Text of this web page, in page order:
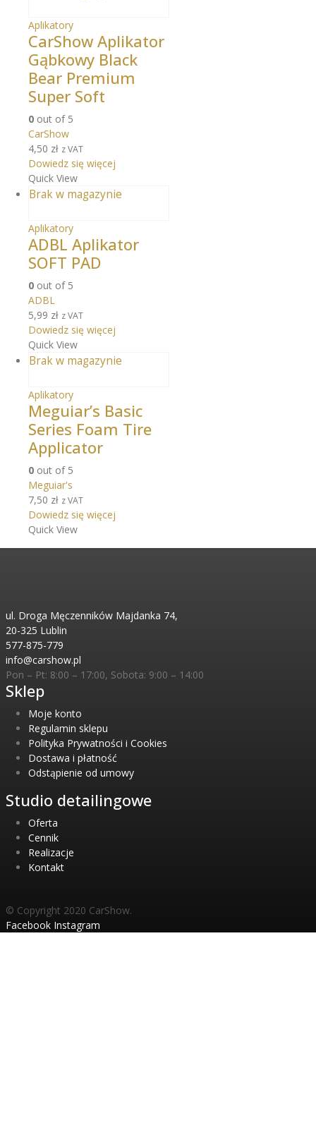
Aplikatory
CarShow Aplikator
Gąbkowy Black
Bear Premium
Super Soft
0 out of 5
CarShow
4,50 zł z VAT
Dowiedz się więcej
Quick View
Brak w magazynie
Aplikatory
ADBL Aplikator
SOFT PAD
0 out of 5
ADBL
5,99 zł z VAT
Dowiedz się więcej
Quick View
Brak w magazynie
Aplikatory
Meguiar’s Basic
Series Foam Tire
Applicator
0 out of 5
Meguiar's
7,50 zł z VAT
Dowiedz się więcej
Quick View
ul. Droga Męczenników Majdanka 74,
20-325 Lublin
577-875-779
info@carshow.pl
Pon – Pt: 8:00 – 17:00, Sobota: 9:00 – 14:00
Sklep
Moje konto
Regulamin sklepu
Polityka Prywatności i Cookies
Dostawa i płatność
Odstąpienie od umowy
Studio detailingowe
Oferta
Cennik
Realizacje
Kontakt
© Copyright 2020 CarShow.
Facebook Instagram